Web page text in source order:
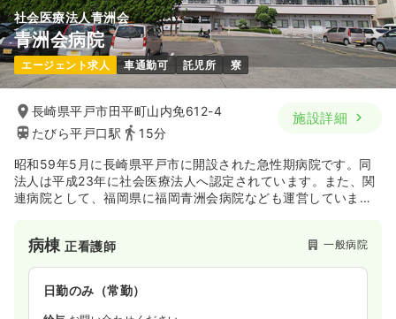
社会医療法人青洲会
青洲会病院
エージェント求人 車通勤可 託児所 寮
長崎県平戸市田平町山内免612-4
たびら平戸口駅
15分
施設詳細
昭和59年5月に長崎県平戸市に開設された急性期病院です。同
法人は平成23年に社会医療法人へ認定されています。また、関
連病院として、福岡県に福岡青洲会病院なども運営していま
病棟正看護師 一般病院
日勤のみ（常勤）